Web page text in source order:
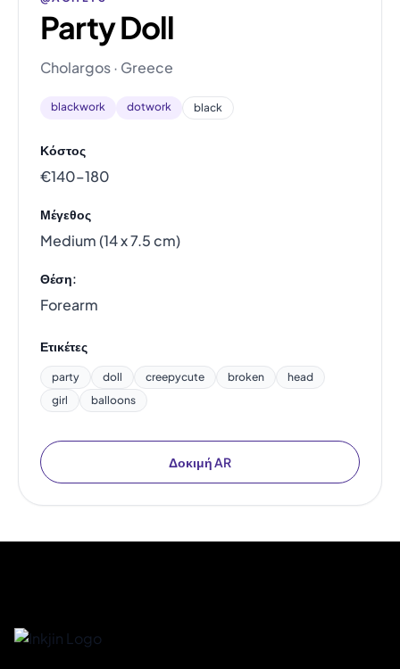
Party Doll
Cholargos · Greece
blackwork dotwork black
Κόστος
€140–180
Μέγεθος
Medium (14 x 7.5 cm)
Θέση:
Forearm
Ετικέτες
party doll creepycute broken
head
girl
balloons
Δοκιμή AR